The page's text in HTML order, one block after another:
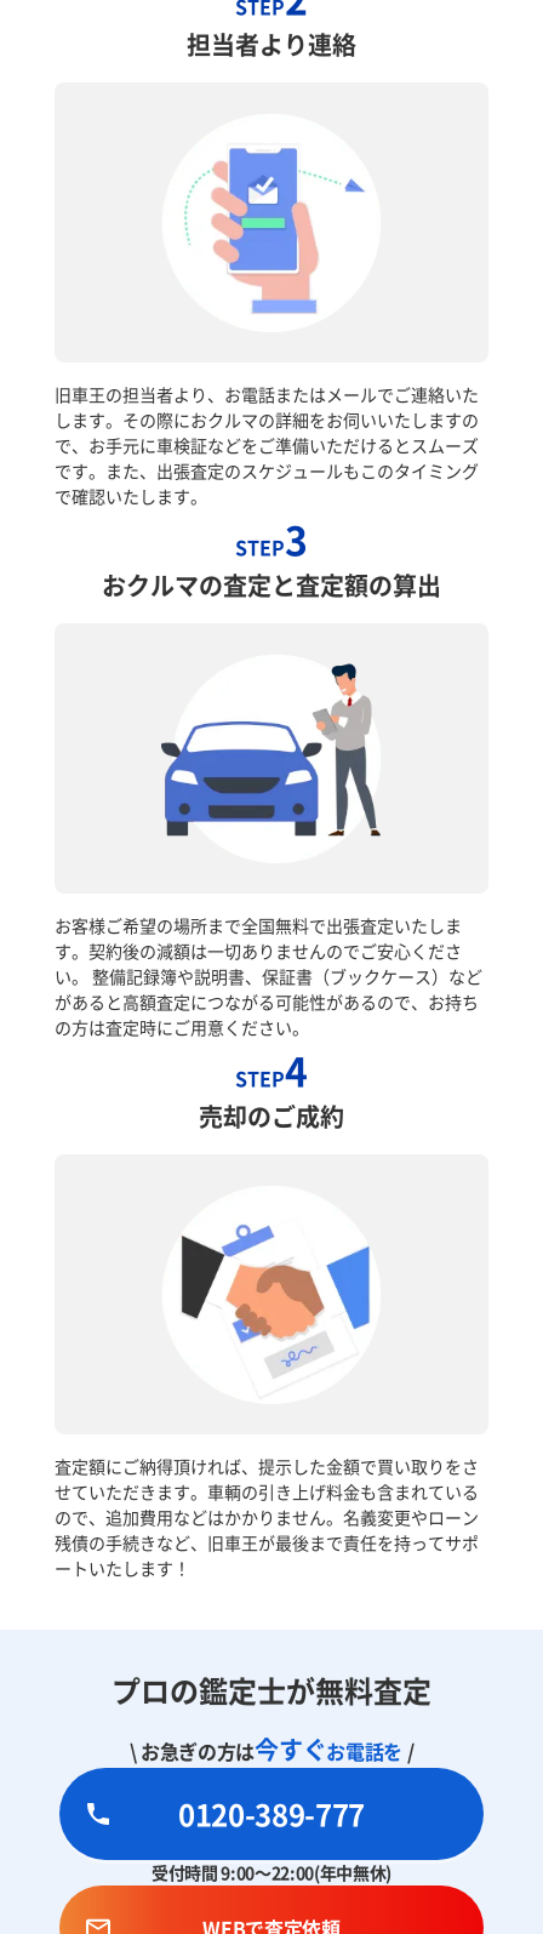
担当者より連絡
旧車王の担当者より、お電話またはメールでご連絡いた
します。その際におクルマの詳細をお伺いいたしますの
で、お手元に車検証などをご準備いただけるとスムーズ
です。また、出張査定のスケジュールもこのタイミング
で確認いたします。
STEP3
おクルマの査定と査定額の算出
お客様ご希望の場所まで全国無料で出張査定いたしま
す。契約後の減額は一切ありませんのでご安心くださ
い。 整備記録簿や説明書、保証書（ブックケース）など
があると高額査定につながる可能性があるので、お持ち
の方は査定時にご用意ください。
STEP4
売却のご成約
査定額にご納得頂ければ、提示した金額で買い取りをさ
せていただきます。車輌の引き上げ料金も含まれている
ので、追加費用などはかかりません。名義変更やローン
残債の手続きなど、旧車王が最後まで責任を持ってサポ
ートいたします！
プロの鑑定士が無料査定
\ お急ぎの方は今すぐお電話を /
0120-389-777
受付時間 9:00～22:00(年中無休)
WEBで査定依頼